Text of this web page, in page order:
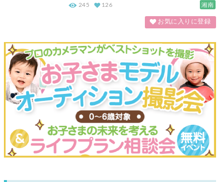
湘南
245 126
お気に入りに登録